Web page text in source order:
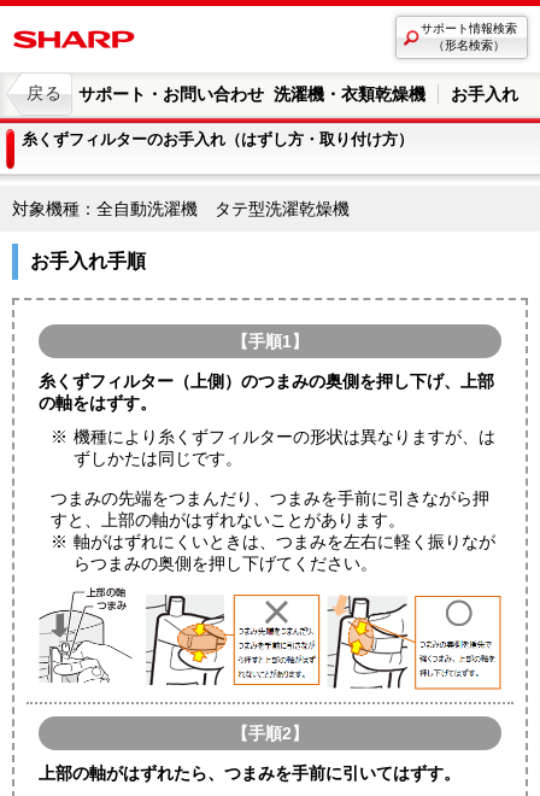
サポート情報検索
（形名検索）
戻る サポート・お問い合わせ 洗濯機・衣類乾燥機 お手入れ
糸くずフィルターのお手入れ（はずし方・取り付け方）
対象機種：全自動洗濯機 タテ型洗濯乾燥機
お手入れ手順
【手順1】
糸くずフィルター（上側）のつまみの奥側を押し下げ、上部
の軸をはずす。
※ 機種により糸くずフィルターの形状は異なりますが、は
ずしかたは同じです。
つまみの先端をつまんだり、つまみを手前に引きながら押
すと、上部の軸がはずれないことがあります。
※ 軸がはずれにくいときは、つまみを左右に軽く振りなが
らつまみの奥側を押し下げてください。
【手順2】
上部の軸がはずれたら、つまみを手前に引いてはずす。